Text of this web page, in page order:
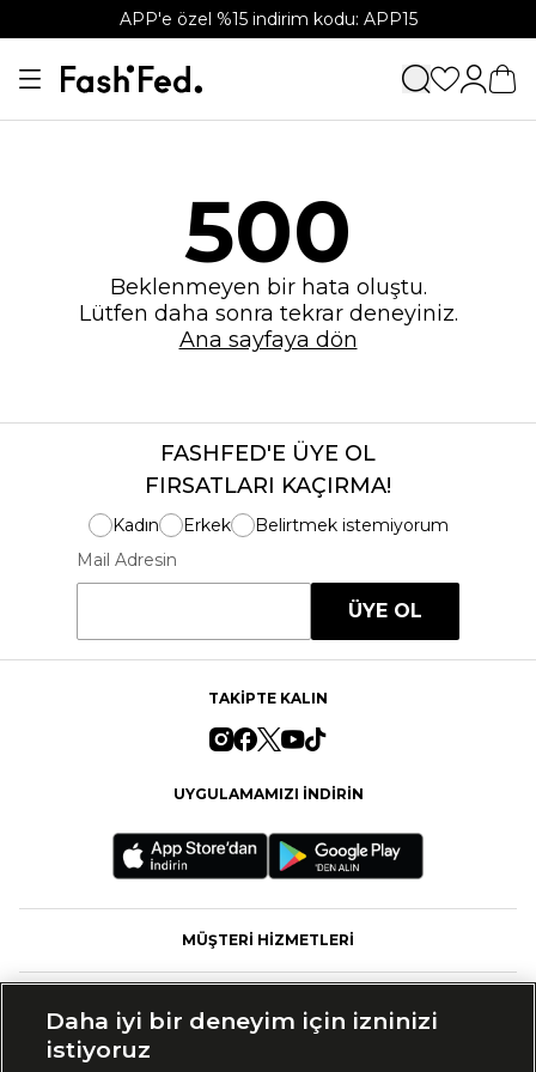
APP'e özel %15 indirim kodu: APP15
500
Beklenmeyen bir hata oluştu.
Lütfen daha sonra tekrar deneyiniz.
Ana sayfaya dön
FASHFED'E ÜYE OL
FIRSATLARI KAÇIRMA!
Kadın Erkek
Belirtmek istemiyorum
Mail Adresin
ÜYE OL
TAKİPTE KALIN
UYGULAMAMIZI İNDİRİN
MÜŞTERİ HİZMETLERİ
Daha iyi bir deneyim için izninizi
istiyoruz